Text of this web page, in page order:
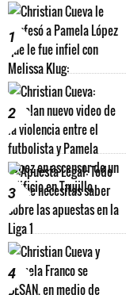
1
2
3
4